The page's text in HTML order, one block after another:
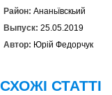
Район: Ананьївскьий
Выпуск: 25.05.2019
Автор: Юрій Федорчук
СХОЖІ СТАТТІ